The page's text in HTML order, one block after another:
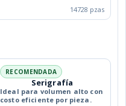
14728 pzas
RECOMENDADA
Serigrafía
Ideal para volumen alto con
costo eficiente por pieza.